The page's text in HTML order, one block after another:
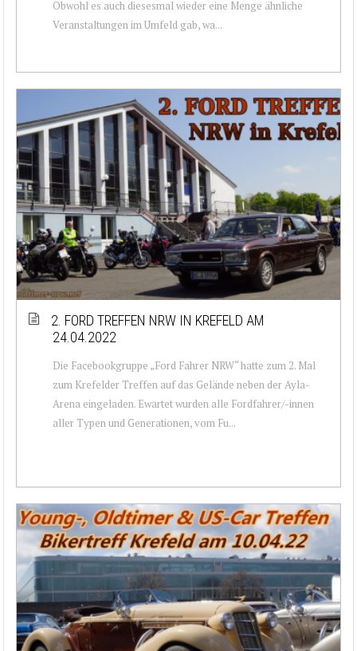
Obwohl es auch diesesmal wieder eine Menge ähnliche
Veranstaltungen im Umfeld gab, wa...
2. FORD TREFFEN NRW IN KREFELD AM
24.04.2022
Die Facebookgruppe „Ford Fahrer NRW“ hatte zum 2. Mal
zum Krefelder Treffen auf das Gelände neben der Ayla-
Arena eingeladen. Ewartet wurden alle Fordfahrer/-innen
aller Typen und Generationen, vom Fu...